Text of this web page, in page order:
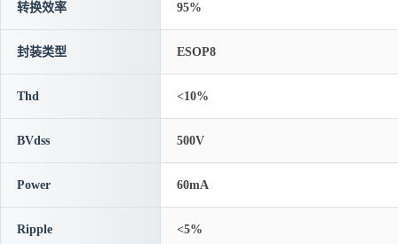
转换效率 95%
封装类型 ESOP8
Thd <10%
BVdss 500V
Power 60mA
Ripple <5%